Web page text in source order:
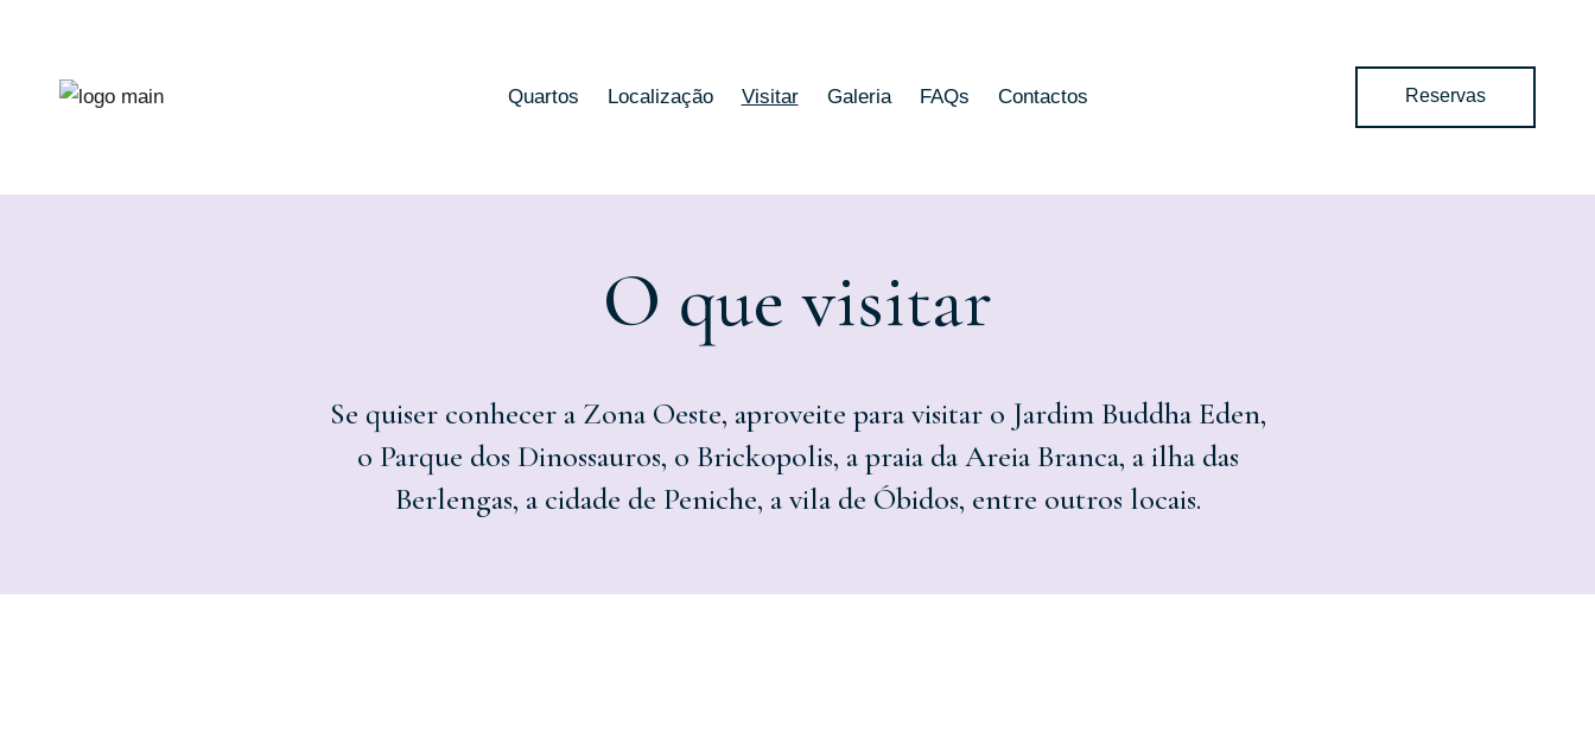
Quartos Localização Visitar Galeria FAQs Contactos Reservas
O que visitar
Se quiser conhecer a Zona Oeste, aproveite para visitar o Jardim Buddha Eden,
o Parque dos Dinossauros, o Brickopolis, a praia da Areia Branca, a ilha das
Berlengas, a cidade de Peniche, a vila de Óbidos, entre outros locais.